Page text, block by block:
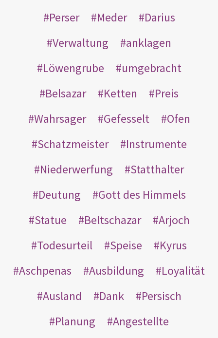
Perser
Meder
Darius
Verwaltung
anklagen
Löwengrube
umgebracht
Belsazar
Ketten
Preis
Wahrsager
Gefesselt
Ofen
Schatzmeister
Instrumente
Niederwerfung
Statthalter
Deutung
Gott des Himmels
Statue
Beltschazar
Arjoch
Todesurteil
Speise
Kyrus
Aschpenas
Ausbildung
Loyalität
Ausland
Dank
Persisch
Planung
Angestellte